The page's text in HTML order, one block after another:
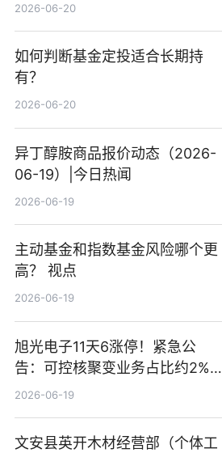
2026-06-20
如何判断基金定投适合长期持
有？
2026-06-20
异丁醇胺商品报价动态（2026-
06-19）|今日热闻
2026-06-19
主动基金和指数基金风险哪个更
高？ 视点
2026-06-19
旭光电子11天6涨停！紧急公
告：可控核聚变业务占比约2%！
前沿热点
2026-06-19
文安县英开木材经营部（个体工